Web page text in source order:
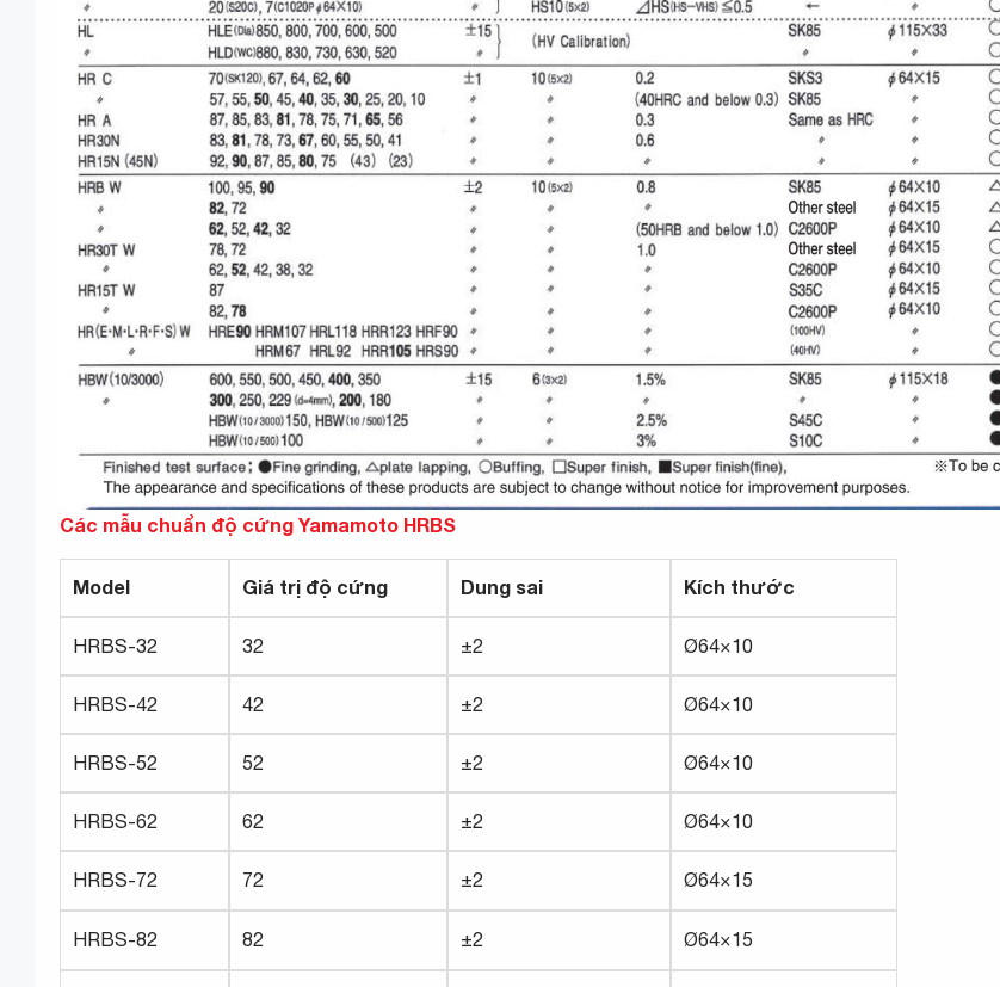
Các mẫu chuẩn độ cứng Yamamoto HRBS
Model Giá trị độ cứng Dung sai Kích thước
HRBS-32 32 ±2 Ø64×10
HRBS-42 42 ±2 Ø64×10
HRBS-52 52 ±2 Ø64×10
HRBS-62 62 ±2 Ø64×10
HRBS-72 72 ±2 Ø64×15
HRBS-82 82 ±2 Ø64×15